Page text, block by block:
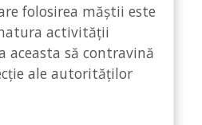
folosirea măștii este
activității
aceasta să contravină
ale autorităților